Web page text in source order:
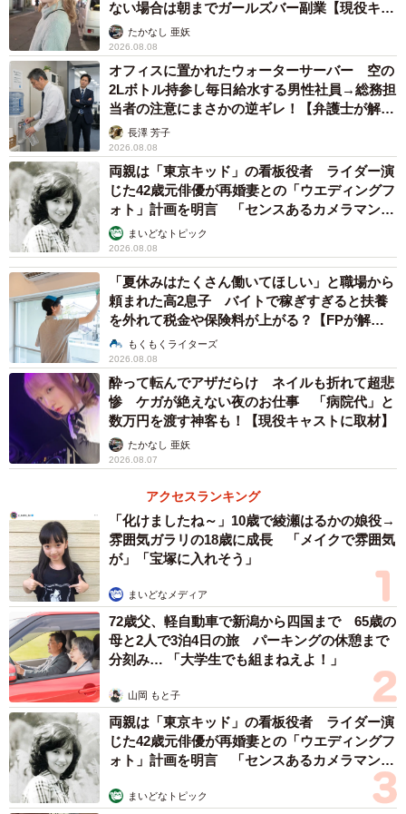
ない場合は朝までガールズバー副業【現役キャ
ストに取材】
たかなし 亜妖
2026.08.08
オフィスに置かれたウォーターサーバー 空の
2Lボトル持参し毎日給水する男性社員→総務担
当者の注意にまさかの逆ギレ！【弁護士が解
説】長澤 芳子
2026.08.08
両親は「東京キッド」の看板役者 ライダー演
じた42歳元俳優が再婚妻との「ウエディングフ
ォト」計画を明言 「センスあるカメラマン求
む」まいどなトピック
2026.08.08
「夏休みはたくさん働いてほしい」と職場から
頼まれた高2息子 バイトで稼ぎすぎると扶養
を外れて税金や保険料が上がる？【FPが解
説】もくもくライターズ
2026.08.08
酔って転んでアザだらけ ネイルも折れて超悲
惨 ケガが絶えない夜のお仕事 「病院代」と
数万円を渡す神客も！【現役キャストに取材】
たかなし 亜妖
2026.08.07
アクセスランキング
「化けましたね～」10歳で綾瀬はるかの娘役→
雰囲気ガラリの18歳に成長 「メイクで雰囲気
が」「宝塚に入れそう」
まいどなメディア
72歳父、軽自動車で新潟から四国まで 65歳の
母と2人で3泊4日の旅 パーキングの休憩まで
分刻み… 「大学生でも組まねえよ！」
山岡 もと子
両親は「東京キッド」の看板役者 ライダー演
じた42歳元俳優が再婚妻との「ウエディングフ
ォト」計画を明言 「センスあるカメラマン求
まいどなトピック